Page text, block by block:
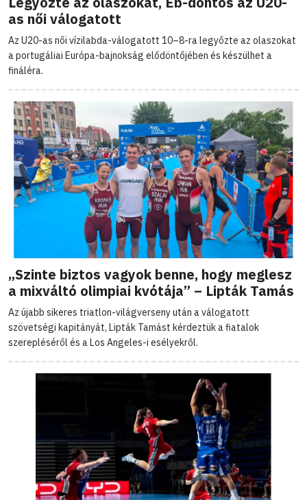
as női válogatott
Az U20-as női vízilabda-válogatott 10–8-ra legyőzte az olaszokat
a portugáliai Európa-bajnokság elődöntőjében és készülhet a
fináléra.
„Szinte biztos vagyok benne, hogy meglesz
a mixváltó olimpiai kvótája” – Lipták Tamás
Az újabb sikeres triatlon-világverseny után a válogatott
szövetségi kapitányát, Lipták Tamást kérdeztük a fiatalok
szerepléséről és a Los Angeles-i esélyekről.